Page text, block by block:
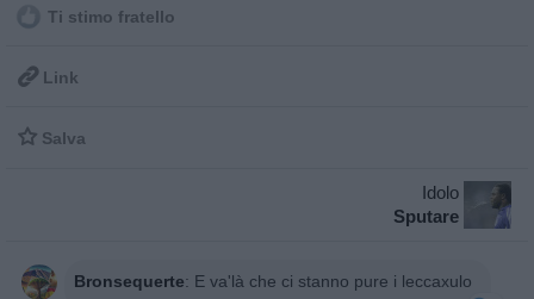
Ti stimo fratello
 Link
 Salva
Idolo
Sputare
Bronsequerte: E va'là che ci stanno pure i leccaxulo